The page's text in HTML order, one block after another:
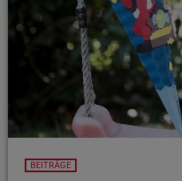
BEITRÄGE